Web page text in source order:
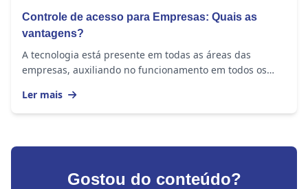
Controle de acesso para Empresas: Quais as
vantagens?
A tecnologia está presente em todas as áreas das
empresas, auxiliando no funcionamento em todos os
Ler mais
Gostou do conteúdo?